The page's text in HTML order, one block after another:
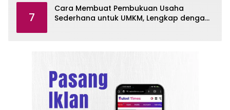
7
Cara Membuat Pembukuan Usaha
Sederhana untuk UMKM, Lengkap dengan